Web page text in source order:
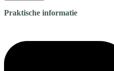
Praktische informatie